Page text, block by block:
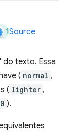
1Source
do texto. Essa
( normal ,
( lighter ,
).